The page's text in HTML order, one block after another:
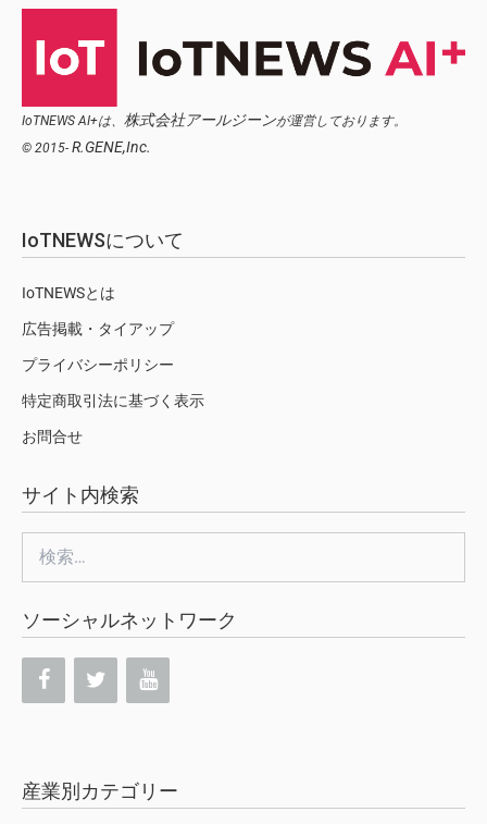
IoTNEWS AI+は、 株式会社アールジーンが運営しております。
© 2015- R.GENE,Inc.
IoTNEWSについて
IoTNEWSとは
広告掲載・タイアップ
プライバシーポリシー
特定商取引法に基づく表示
お問合せ
サイト内検索
索:
ソーシャルネットワーク
産業別カテゴリー